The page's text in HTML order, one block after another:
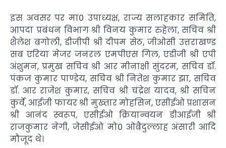
इस अवसर पर मा0 उपाध्यक्ष, राज्य सलाहकार समिति,
आपदा प्रबंधन विभाग श्री विनय कुमार रुहेला, सचिव श्री
शैलेश बगोली, डीजीपी श्री दीपम सेठ, जीओसी उत्तराखण्ड
सब एरिया मेजर जनरल एमपीएस गिल, एडीजी श्री एपी
अंशुमन, प्रमुख सचिव श्री आर मीनाक्षी सुंदरम, सचिव डॉ.
पंकज कुमार पाण्डेय, सचिव श्री नितेश कुमार झा, सचिव
डॉ. आर राजेश कुमार, सचिव श्री चंद्रेश यादव, श्री सचिन
कुर्वे, आईजी फायर श्री मुख्तार मोहसिन, एसीईओ प्रशासन
श्री आनंद स्वरूप, एसीईओ क्रियान्वयन डीआईजी श्री
राजकुमार नेगी, जेसीईओ मो0 ओबैदुल्लाह अंसारी आदि
मौजूद थे।